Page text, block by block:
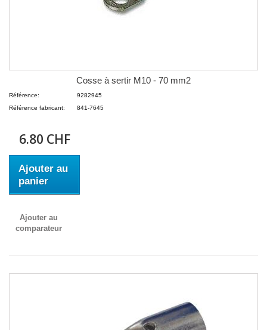
Cosse à sertir M10 - 70 mm2
Référence:
9282945
Référence fabricant:
841-7645
6.80 CHF
Ajouter au
panier
Ajouter au
comparateur